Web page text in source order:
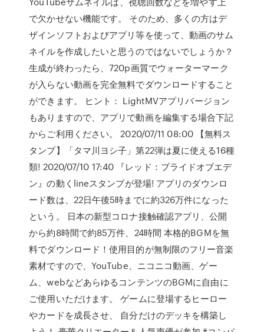
で欠かせない機能です。 そのため、多くの方はデ
ザインソフトおよびアプリ等を使って、動画のサム
ネイルを作成したいと思うのではないでしょうか？
生成が終わったら、720p画質でウォーターマーク
が入らない動画を完全無料でダウンロードすること
ができます。 ヒント： LightMVアプリバージョン
もありますので、アプリで動画を編集する場合下記
からご利用ください。 2020/07/11 08:00 【無料ス
タンプ】「タマ川ヨシ子」第22弾は夏に使える16種
類! 2020/07/10 17:40 『レッド：プライドオブエデ
ン』の動くlineスタンプが登場! アプリのダウンロ
ード数は、22日午後5時までに約326万件になった
という。 日本の新型コロナ接触確認アプリ、公開
から約8時間で約85万件、24時間 本格的BGMを無
料でダウンロード！使用目的が無制限のフリー音楽
素材ですので、YouTube、ニコニコ動画、ゲー
ム、webなどあらゆるコンテンツのBGMに自由に
ご使用いただけます。 ゲームに登場するヒーロー
やカードを成長させ、 自分だけのデッキを構築し